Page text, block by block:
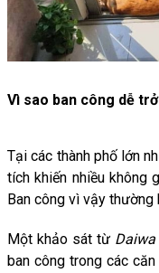
Vì sao ban công dễ
Tại các thành phố lớn
tích khiến nhiều không
Ban công vì vậy
Một khảo sát từ
ban công trong các